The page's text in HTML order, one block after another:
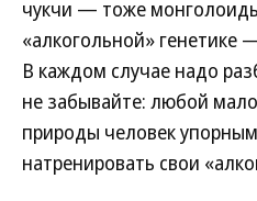
чукчи — тоже
«алкогольной»
В каждом случае надо
не забывайте: любой
природы человек
натренировать свои